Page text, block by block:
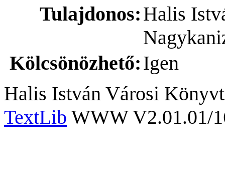
Tulajdonos:Halis
Kölcsönözhető:Igen
Halis István Városi
TextLib WWW V2.01.01/